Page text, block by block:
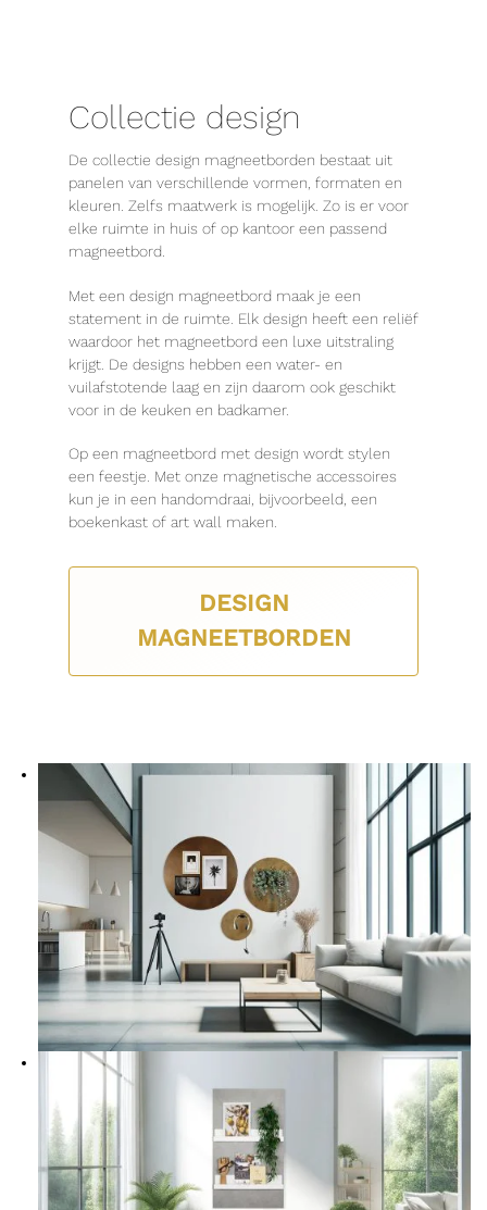
Collectie design
De collectie design magneetborden bestaat uit
panelen van verschillende vormen, formaten en
kleuren. Zelfs maatwerk is mogelijk. Zo is er voor
elke ruimte in huis of op kantoor een passend
magneetbord.
Met een design magneetbord maak je een
statement in de ruimte. Elk design heeft een reliëf
waardoor het magneetbord een luxe uitstraling
krijgt. De designs hebben een water- en
vuilafstotende laag en zijn daarom ook geschikt
voor in de keuken en badkamer.
Op een magneetbord met design wordt stylen
een feestje. Met onze magnetische accessoires
kun je in een handomdraai, bijvoorbeeld, een
boekenkast of art wall maken.
DESIGN
MAGNEETBORDEN